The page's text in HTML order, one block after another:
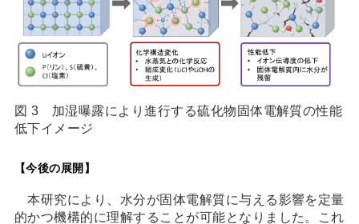
図 3 加湿曝露により進行する硫化物固体電解質の性能
低下イメージ
【今後の展開】
本研究により、水分が固体電解質に与える影響を定量
的かつ機構的に理解することが可能となりました。これ